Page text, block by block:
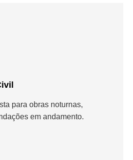
para obras noturnas,
em andamento.